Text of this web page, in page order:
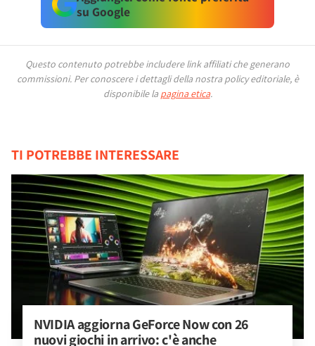
su Google
Questo contenuto potrebbe includere link affiliati che generano
commissioni. Per conoscere i dettagli della nostra policy editoriale, è
disponibile la pagina etica.
TI POTREBBE INTERESSARE
NVIDIA aggiorna GeForce Now con 26
nuovi giochi in arrivo: c'è anche